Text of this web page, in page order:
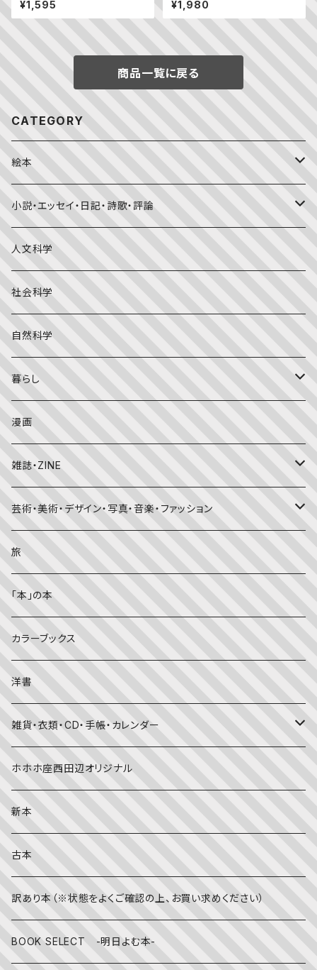
¥1,595 ¥1,980
商品一覧に戻る
CATEGORY
絵本
福音館書店月刊誌
こどものとも0.1.2
こどものとも年少版
かがくのとも
その他の月刊誌
おはなしプーカ
チャイルドブックアップル（2・3歳～）
日本の絵本
外国の絵本
昔話・民話
日本の昔話・民話
外国の昔話・民話
おばけ・妖怪・こわい絵本
のりもの絵本
知識の本・図鑑
理科
料理・食育
英語
しかけ絵本
児童書
大人の方に
季節・行事の絵本
春
夏
赤ちゃん（０・１・２歳向け）絵本
文字のない絵本
英語の絵本
写真絵本
小説・エッセイ・日記・詩歌・評論
日本文学
詩・短歌・俳句・ことば
評論
エッセイ・日記
海外文学
人文科学
社会科学
自然科学
暮らし
食・料理
住まい・インテリア
体・健康
趣味
ライフスタイル・生き方
子育て
漫画
雑誌・ZINE
雑誌
ZINE
芸術・美術・デザイン・写真・音楽・ファッション
美術・画集・図録
音楽
写真集
デザイン
ファッション
映画
伝統文化・技法
旅
「本」の本
カラーブックス
洋書
雑貨・衣類・CD・手帳・カレンダー
靴下
日記・手帳
CD
文房具
その他
ホホホ座西田辺オリジナル
新本
古本
訳あり本（※状態をよくご確認の上、お買い求めください）
BOOK SELECT -明日よむ本-